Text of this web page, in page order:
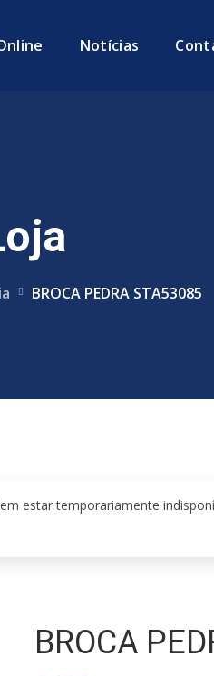
Notícias
BROCA PEDRA STA53085
estar temporariamente
BROCA